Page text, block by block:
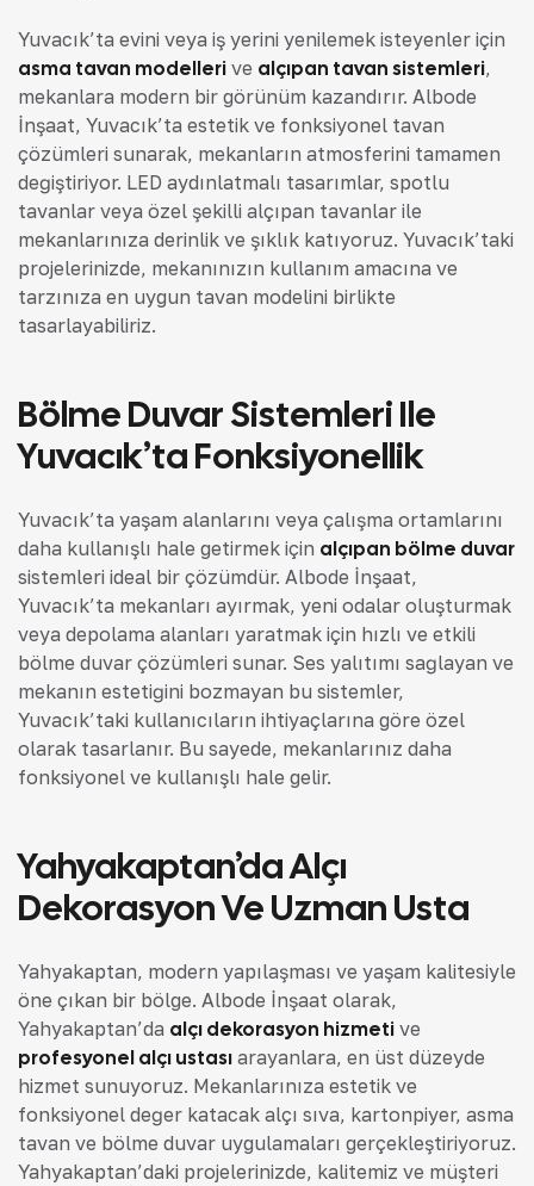
Yuvacık’ta evini veya iş yerini yenilemek isteyenler için
asma tavan modelleri ve alçıpan tavan sistemleri,
mekanlara modern bir görünüm kazandırır. Albode
İnşaat, Yuvacık’ta estetik ve fonksiyonel tavan
çözümleri sunarak, mekanların atmosferini tamamen
değiştiriyor. LED aydınlatmalı tasarımlar, spotlu
tavanlar veya özel şekilli alçıpan tavanlar ile
mekanlarınıza derinlik ve şıklık katıyoruz. Yuvacık’taki
projelerinizde, mekanınızın kullanım amacına ve
tarzınıza en uygun tavan modelini birlikte
tasarlayabiliriz.
Bölme Duvar Sistemleri Ile
Yuvacık’ta Fonksiyonellik
Yuvacık’ta yaşam alanlarını veya çalışma ortamlarını
daha kullanışlı hale getirmek için alçıpan bölme duvar
sistemleri ideal bir çözümdür. Albode İnşaat,
Yuvacık’ta mekanları ayırmak, yeni odalar oluşturmak
veya depolama alanları yaratmak için hızlı ve etkili
bölme duvar çözümleri sunar. Ses yalıtımı sağlayan ve
mekanın estetiğini bozmayan bu sistemler,
Yuvacık’taki kullanıcıların ihtiyaçlarına göre özel
olarak tasarlanır. Bu sayede, mekanlarınız daha
fonksiyonel ve kullanışlı hale gelir.
Yahyakaptan’da Alçı
Dekorasyon Ve Uzman Usta
Yahyakaptan, modern yapılaşması ve yaşam kalitesiyle
öne çıkan bir bölge. Albode İnşaat olarak,
Yahyakaptan’da alçı dekorasyon hizmeti ve
profesyonel alçı ustası arayanlara, en üst düzeyde
hizmet sunuyoruz. Mekanlarınıza estetik ve
fonksiyonel değer katacak alçı sıva, kartonpiyer, asma
tavan ve bölme duvar uygulamaları gerçekleştiriyoruz.
Yahyakaptan’daki projelerinizde, kalitemiz ve müşteri